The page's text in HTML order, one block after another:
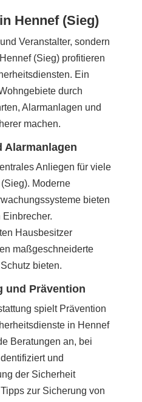
Hennef (Sieg)
Veranstalter, sondern
(Sieg) profitieren
Ein
durch
Alarmanlagen und
machen.
Alarmanlagen
Anliegen für viele
Moderne
bieten
Hausbesitzer
maßgeschneiderte
bieten.
und Prävention
spielt Prävention
in Hennef
Beratungen an, bei
und
der Sicherheit
zur Sicherung von